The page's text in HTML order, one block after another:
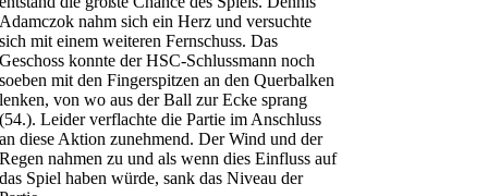
Adamczok nahm sich ein Herz und versuchte
sich mit einem weiteren Fernschuss. Das
Geschoss konnte der HSC-Schlussmann noch
soeben mit den Fingerspitzen an den Querbalken
lenken, von wo aus der Ball zur Ecke sprang
(54.). Leider verflachte die Partie im Anschluss
an diese Aktion zunehmend. Der Wind und der
Regen nahmen zu und als wenn dies Einfluss auf
das Spiel haben würde, sank das Niveau der